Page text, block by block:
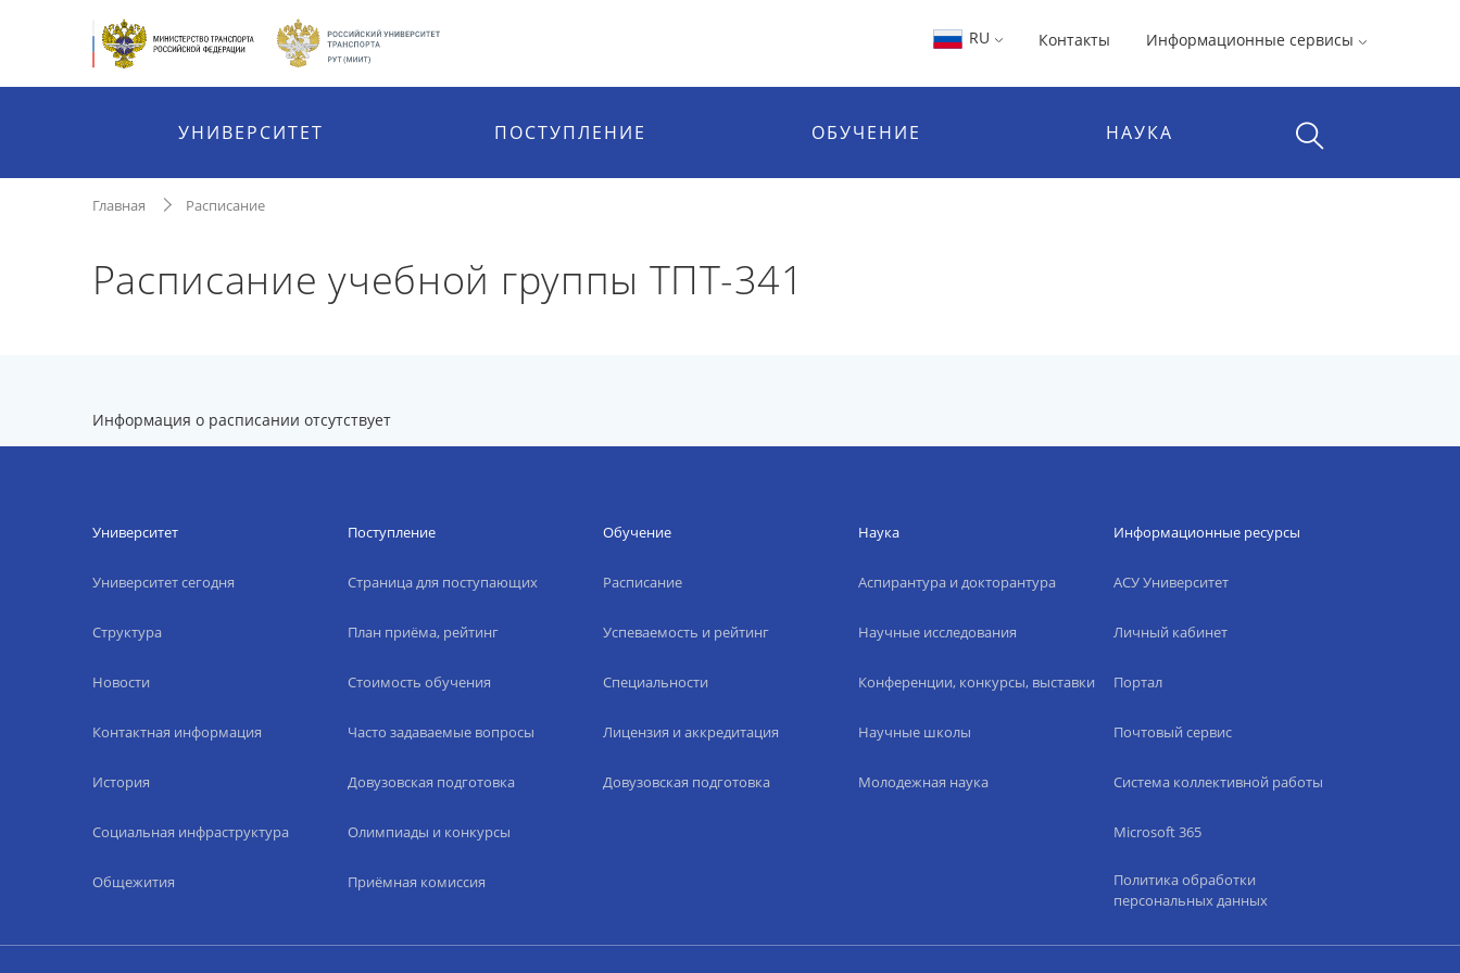
RU Контакты Информационные сервисы
УНИВЕРСИТЕТ ПОСТУПЛЕНИЕ ОБУЧЕНИЕ НАУКА
Главная Расписание
Расписание учебной группы ТПТ-341
Информация о расписании отсутствует
Университет
Университет сегодня
Структура
Новости
Контактная информация
История
Социальная инфраструктура
Общежития
Поступление
Страница для поступающих
План приёма, рейтинг
Стоимость обучения
Часто задаваемые вопросы
Довузовская подготовка
Олимпиады и конкурсы
Приёмная комиссия
Обучение
Расписание
Успеваемость и рейтинг
Специальности
Лицензия и аккредитация
Довузовская подготовка
Наука
Аспирантура и докторантура
Научные исследования
Конференции, конкурсы, выставки
Научные школы
Молодежная наука
Информационные ресурсы
АСУ Университет
Личный кабинет
Портал
Почтовый сервис
Система коллективной работы
Microsoft 365
Политика обработки
персональных данных